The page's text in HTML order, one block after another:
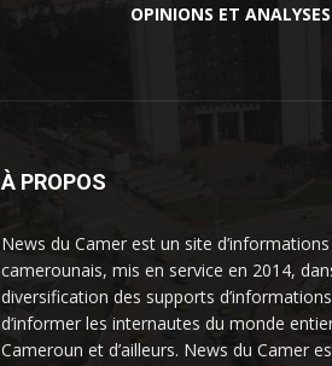
OPINIONS ET ANALYSES
À PROPOS
News du Camer est un site
camerounais, mis en service en 2014,
diversification des supports
d’informer les internautes du monde
Cameroun et d’ailleurs. News du Camer